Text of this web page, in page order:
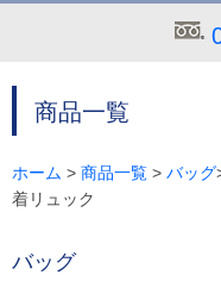
商品一覧
ホーム > 商品一覧 > バッグ
着リュック
バッグ